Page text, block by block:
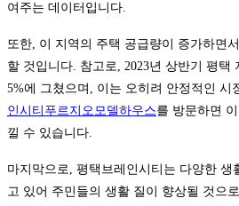
여주는 데이터입니다.
또한, 이 지역의 주택 공급량이 증가하면
할 것입니다. 참고로, 2023년 상반기 평택
5%에 그쳤으며, 이는 오히려 안정적인 시
인시티푸르지오모델하우스를 방문하면
낄 수 있습니다.
마지막으로, 평택브레인시티는 다양한 생
고 있어 주민들의 생활 질이 향상될 것으